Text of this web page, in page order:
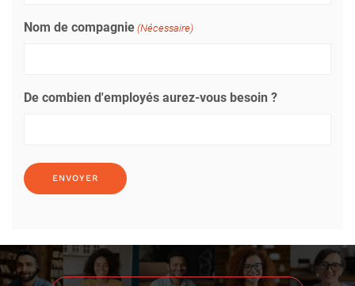
Nom de compagnie (Nécessaire)
De combien d'employés aurez-vous besoin ?